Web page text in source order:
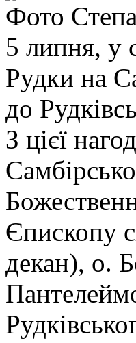
Фото
5 липня, у
Рудки на
до
З цієї
Єпископу
декан), о.